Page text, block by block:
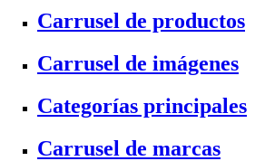
Carrusel de productos
Carrusel de imágenes
Categorías principales
Carrusel de marcas